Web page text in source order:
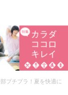
部プチプラ！夏を快適に